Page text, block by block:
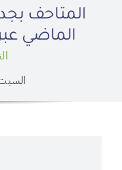
المتاحف
الماضي
السبت, 20